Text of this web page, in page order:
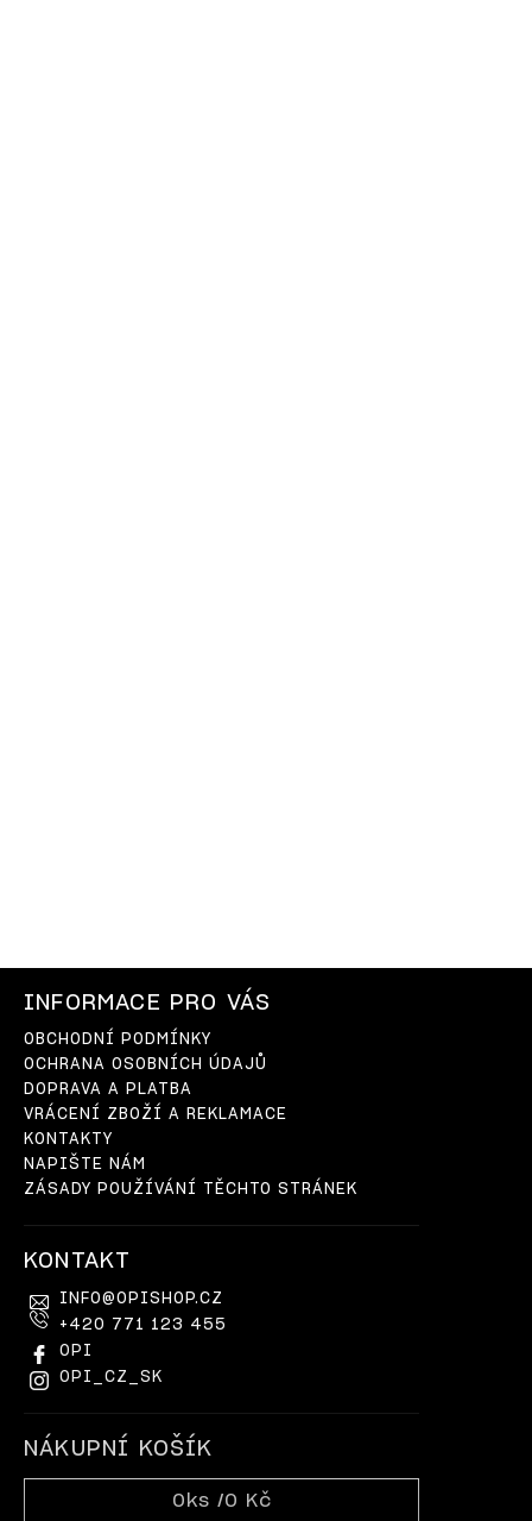
INFORMACE PRO VÁS
OBCHODNÍ PODMÍNKY
OCHRANA OSOBNÍCH ÚDAJŮ
DOPRAVA A PLATBA
VRÁCENÍ ZBOŽÍ A REKLAMACE
KONTAKTY
NAPIŠTE NÁM
ZÁSADY POUŽÍVÁNÍ TĚCHTO STRÁNEK
KONTAKT
INFO@OPISHOP.CZ
+420 771 123 455
OPI
OPI_CZ_SK
NÁKUPNÍ KOŠÍK
0 ks /0 Kč